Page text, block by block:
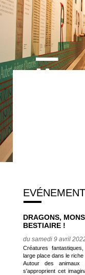
DRAGONS,
BESTIAIRE !
du samedi 9 avril
Créatures
large place dans le
Autour des
s'approprient cet